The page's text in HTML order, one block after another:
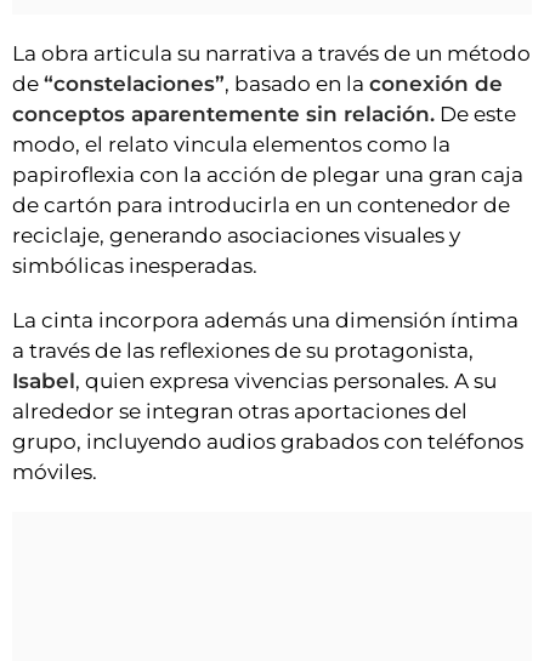
La obra articula su narrativa a través de un método
de “constelaciones”, basado en la conexión de
conceptos aparentemente sin relación. De este
modo, el relato vincula elementos como la
papiroflexia con la acción de plegar una gran caja
de cartón para introducirla en un contenedor de
reciclaje, generando asociaciones visuales y
simbólicas inesperadas.
La cinta incorpora además una dimensión íntima
a través de las reflexiones de su protagonista,
Isabel, quien expresa vivencias personales. A su
alrededor se integran otras aportaciones del
grupo, incluyendo audios grabados con teléfonos
móviles.